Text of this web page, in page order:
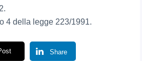
4 della legge 223/1991.
Share